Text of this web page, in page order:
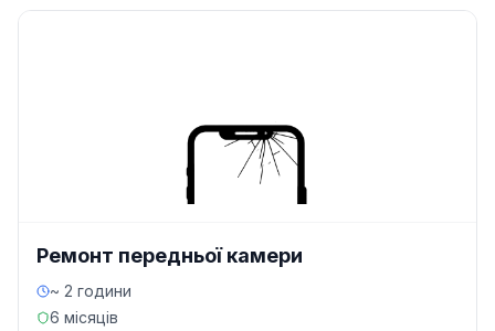
Ремонт передньої камери
~ 2 години
6 місяців